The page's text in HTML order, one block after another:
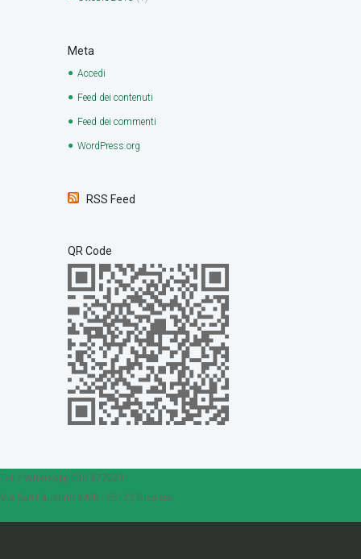
Meta
Accedi
Feed dei contenuti
Feed dei commenti
WordPress.org
RSS Feed
QR Code
Tel. / Whatsapp 030 8775291
Via San Faustino 64/B - 25122 Brescia